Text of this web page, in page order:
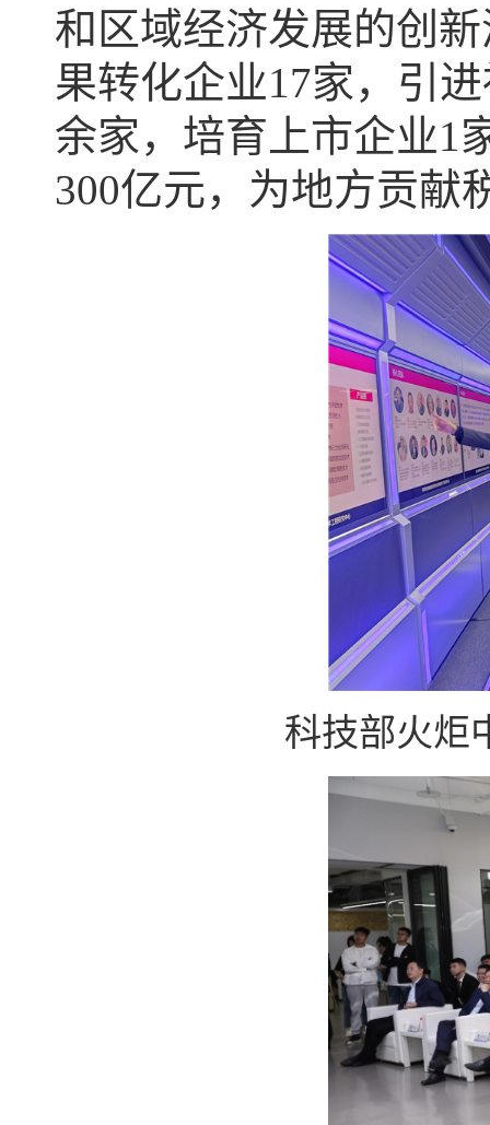
和区域经济发展的创
果转化企业17家，引
余家，培育上市企业1
300亿元，为地方贡献
科技部火炬